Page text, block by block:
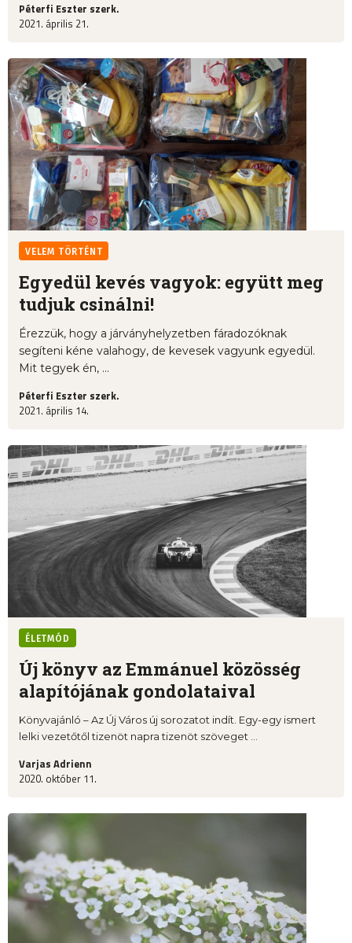
Péterfi Eszter szerk.
2021. április 21.
VELEM TÖRTÉNT
Egyedül kevés vagyok: együtt meg
tudjuk csinálni!
Érezzük, hogy a járványhelyzetben fáradozóknak
segíteni kéne valahogy, de kevesek vagyunk egyedül.
Mit tegyek én, ...
Péterfi Eszter szerk.
2021. április 14.
ÉLETMÓD
Új könyv az Emmánuel közösség
alapítójának gondolataival
Könyvajánló – Az Új Város új sorozatot indít. Egy-egy ismert
lelki vezetőtől tizenöt napra tizenöt szöveget ...
Varjas Adrienn
2020. október 11.